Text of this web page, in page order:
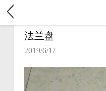
法兰盘
2019/6/17